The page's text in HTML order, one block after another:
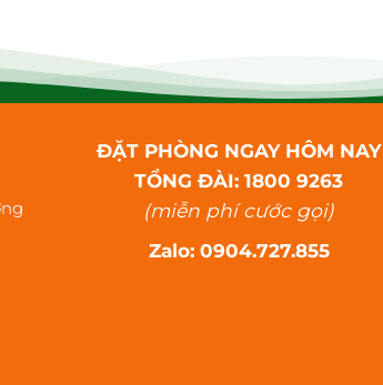
ĐẶT PHÒNG NGAY HÔM NAY
TỔNG ĐÀI: 1800 9263
(miễn phí cước gọi)
Zalo: 0904.727.855